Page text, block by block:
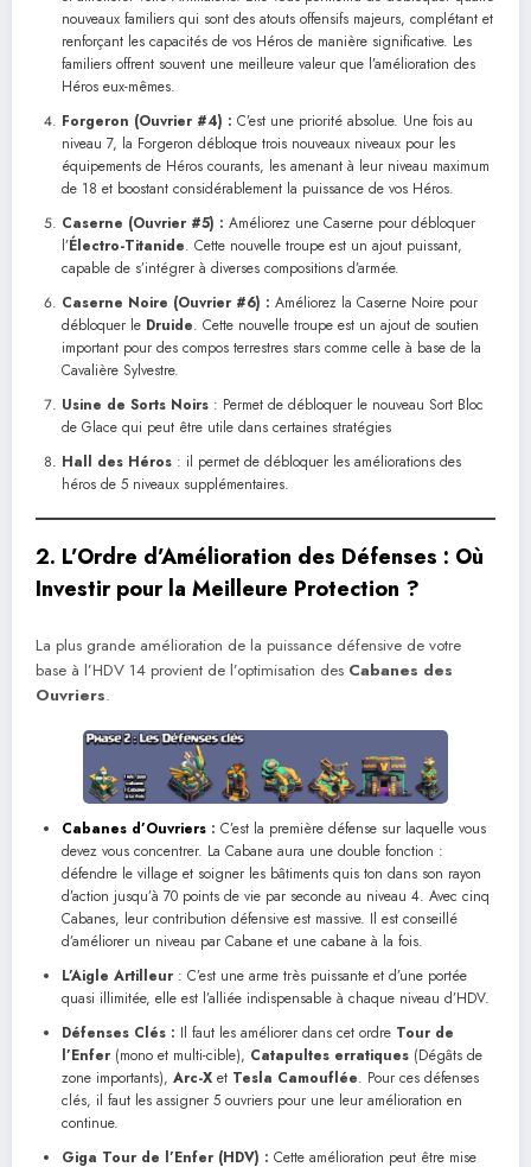
nouveaux familiers qui sont des atouts offensifs majeurs, complétant et
renforçant les capacités de vos Héros de manière significative. Les
familiers offrent souvent une meilleure valeur que l’amélioration des
Héros eux-mêmes.
Forgeron (Ouvrier #4) : C’est une priorité absolue. Une fois au
niveau 7, la Forgeron débloque trois nouveaux niveaux pour les
équipements de Héros courants, les amenant à leur niveau maximum
de 18 et boostant considérablement la puissance de vos Héros.
Caserne (Ouvrier #5) : Améliorez une Caserne pour débloquer
l’Électro-Titanide. Cette nouvelle troupe est un ajout puissant,
capable de s’intégrer à diverses compositions d’armée.
Caserne Noire (Ouvrier #6) : Améliorez la Caserne Noire pour
débloquer le Druide. Cette nouvelle troupe est un ajout de soutien
important pour des compos terrestres stars comme celle à base de la
Cavalière Sylvestre.
Usine de Sorts Noirs : Permet de débloquer le nouveau Sort Bloc
de Glace qui peut être utile dans certaines stratégies
Hall des Héros : il permet de débloquer les améliorations des
héros de 5 niveaux supplémentaires.
2. L’Ordre d’Amélioration des Défenses : Où
Investir pour la Meilleure Protection ?
La plus grande amélioration de la puissance défensive de votre
base à l’HDV 14 provient de l’optimisation des Cabanes des
Ouvriers.
Cabanes d’Ouvriers : C’est la première défense sur laquelle vous
devez vous concentrer. La Cabane aura une double fonction :
défendre le village et soigner les bâtiments quis ton dans son rayon
d’action jusqu’à 70 points de vie par seconde au niveau 4. Avec cinq
Cabanes, leur contribution défensive est massive. Il est conseillé
d’améliorer un niveau par Cabane et une cabane à la fois.
L’Aigle Artilleur : C’est une arme très puissante et d’une portée
quasi illimitée, elle est l’alliée indispensable à chaque niveau d’HDV.
Défenses Clés : Il faut les améliorer dans cet ordre Tour de
l’Enfer (mono et multi-cible), Catapultes erratiques (Dégâts de
zone importants), Arc-X et Tesla Camouflée. Pour ces défenses
clés, il faut les assigner 5 ouvriers pour une leur amélioration en
continue.
Giga Tour de l’Enfer (HDV) : Cette amélioration peut être mise